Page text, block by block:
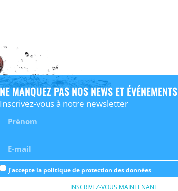
NE MANQUEZ PAS NOS NEWS ET ÉVÉNEMENTS
Inscrivez-vous à notre newsletter
J’accepte la politique de protection des données
INSCRIVEZ-VOUS MAINTENANT